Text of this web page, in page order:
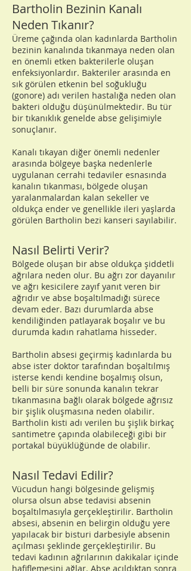
Bartholin Bezinin Kanalı
Neden Tıkanır?
Üreme çağında olan kadınlarda Bartholin
bezinin kanalında tıkanmaya neden olan
en önemli etken bakterilerle oluşan
enfeksiyonlardır. Bakteriler arasında en
sık görülen etkenin bel soğukluğu
(gonore) adı verilen hastalığa neden olan
bakteri olduğu düşünülmektedir. Bu tür
bir tıkanıklık genelde abse gelişimiyle
sonuçlanır.
Kanalı tıkayan diğer önemli nedenler
arasında bölgeye başka nedenlerle
uygulanan cerrahi tedaviler esnasında
kanalın tıkanması, bölgede oluşan
yaralanmalardan kalan sekeller ve
oldukça ender ve genellikle ileri yaşlarda
görülen Bartholin bezi kanseri sayılabilir.
Nasıl Belirti Verir?
Bölgede oluşan bir abse oldukça şiddetli
ağrılara neden olur. Bu ağrı zor dayanılır
ve ağrı kesicilere zayıf yanıt veren bir
ağrıdır ve abse boşaltılmadığı sürece
devam eder. Bazı durumlarda abse
kendiliğinden patlayarak boşalır ve bu
durumda kadın rahatlama hisseder.
Bartholin absesi geçirmiş kadınlarda bu
abse ister doktor tarafından boşaltılmış
isterse kendi kendine boşalmış olsun,
belli bir süre sonunda kanalın tekrar
tıkanmasına bağlı olarak bölgede ağrısız
bir şişlik oluşmasına neden olabilir.
Bartholin kisti adı verilen bu şişlik birkaç
santimetre çapında olabileceği gibi bir
portakal büyüklüğünde de olabilir.
Nasıl Tedavi Edilir?
Vücudun hangi bölgesinde gelişmiş
olursa olsun abse tedavisi absenin
boşaltılmasıyla gerçekleştirilir. Bartholin
absesi, absenin en belirgin olduğu yere
yapılacak bir bisturi darbesiyle absenin
açılması şeklinde gerçekleştirilir. Bu
tedavi kadının ağrılarının dakikalar içinde
hafiflemesini ağlar. Abse açıldıktan sonra